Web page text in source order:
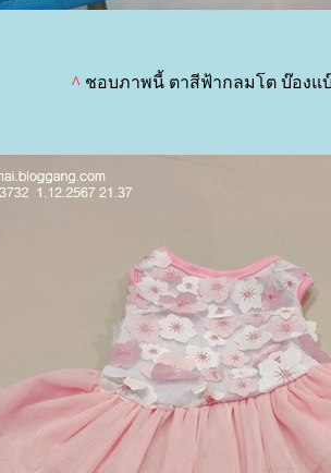
^ ชอบภาพนี้ ตาสีฟ้ากลมโต บ๊องแ